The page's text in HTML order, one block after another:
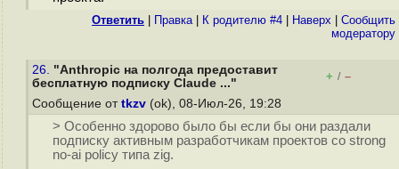
Ответить Правка| К родителю #4 Наверх
Cообщить
модератору
26. "Anthropic на полгода предоставит
бесплатную подписку Claude ..."
+ / –
Сообщение от tkzv (ok), 08-Июл-26, 19:28
> Особенно здорово было бы если бы они раздали
подписку активным разработчикам проектов со strong
no-ai policy типа zig.